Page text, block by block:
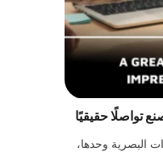
تواصلًا حقيقيًا
البصرية وحدها،